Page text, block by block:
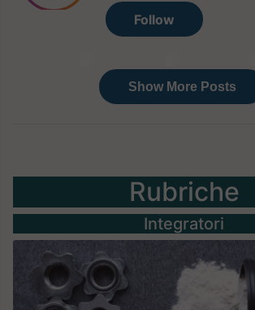
Rubriche
Integratori